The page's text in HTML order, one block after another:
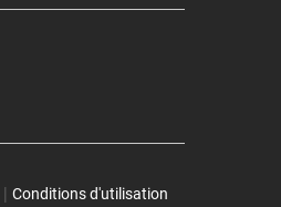
| Conditions d'utilisation